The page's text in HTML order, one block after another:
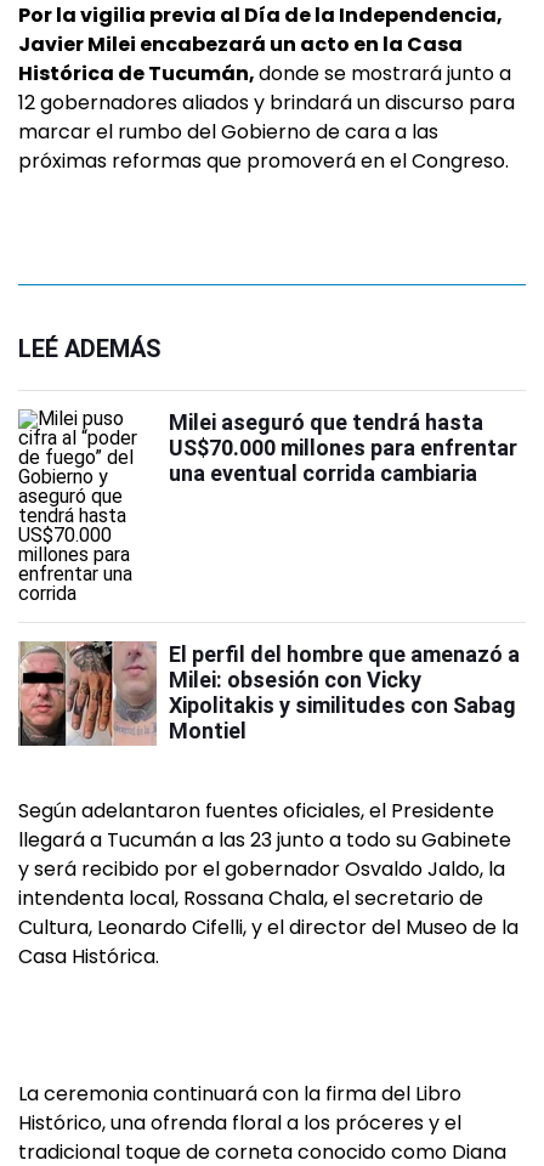
Por la vigilia previa al Día de la Independencia,
Javier Milei encabezará un acto en la Casa
Histórica de Tucumán,donde se mostrará junto a
12 gobernadores aliados y brindará un discurso para
marcar el rumbo del Gobierno de cara a las
próximas reformas que promoverá en el Congreso.
LEÉ ADEMÁS
Milei aseguró que tendrá hasta
US$70.000 millones para enfrentar
una eventual corrida cambiaria
El perfil del hombre que amenazó a
Milei: obsesión con Vicky
Xipolitakis y similitudes con Sabag
Montiel
Según adelantaron fuentes oficiales, el Presidente
llegará a Tucumán a las 23 junto a todo su Gabinete
y será recibido por el gobernador Osvaldo Jaldo, la
intendenta local, Rossana Chala, el secretario de
Cultura, Leonardo Cifelli, y el director del Museo de la
Casa Histórica.
La ceremonia continuará con la firma del Libro
Histórico, una ofrenda floral a los próceres y el
tradicional toque de corneta conocido como Diana